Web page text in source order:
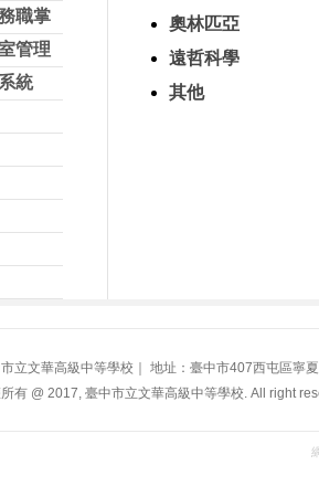
職掌
管理
統
奧林匹亞
遠哲科學
其他
立文華高級中等學校｜ 地址：臺中市407西屯區
有 @ 2017, 臺中市立文華高級中等學校. All right